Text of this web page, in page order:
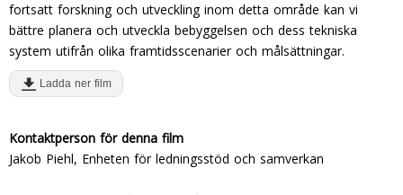
fortsatt forskning och utveckling inom detta område kan vi
bättre planera och utveckla bebyggelsen och dess tekniska
system utifrån olika framtidsscenarier och målsättningar.
Ladda ner film
Kontaktperson för denna film
Jakob Piehl, Enheten för ledningsstöd och samverkan